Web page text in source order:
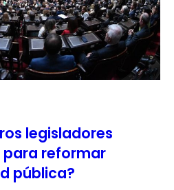
legisladores
reformar
pública?